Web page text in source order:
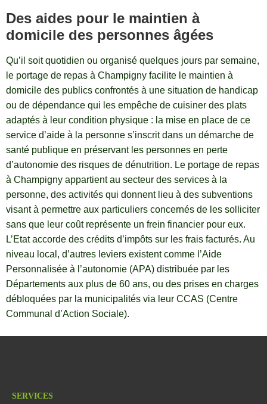
Des aides pour le maintien à
domicile des personnes âgées
Qu’il soit quotidien ou organisé quelques jours par semaine,
le portage de repas à Champigny facilite le maintien à
domicile des publics confrontés à une situation de handicap
ou de dépendance qui les empêche de cuisiner des plats
adaptés à leur condition physique : la mise en place de ce
service d’aide à la personne s’inscrit dans un démarche de
santé publique en préservant les personnes en perte
d’autonomie des risques de dénutrition. Le portage de repas
à Champigny appartient au secteur des services à la
personne, des activités qui donnent lieu à des subventions
visant à permettre aux particuliers concernés de les solliciter
sans que leur coût représente un frein financier pour eux.
L’Etat accorde des crédits d’impôts sur les frais facturés. Au
niveau local, d’autres leviers existent comme l’Aide
Personnalisée à l’autonomie (APA) distribuée par les
Départements aux plus de 60 ans, ou des prises en charges
débloquées par la municipalités via leur CCAS (Centre
Communal d’Action Sociale).
SERVICES